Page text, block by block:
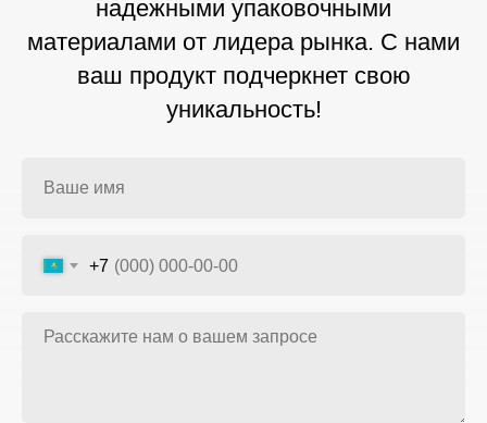
надежными упаковочными
материалами от лидера рынка. С нами
ваш продукт подчеркнет свою
уникальность!
+7